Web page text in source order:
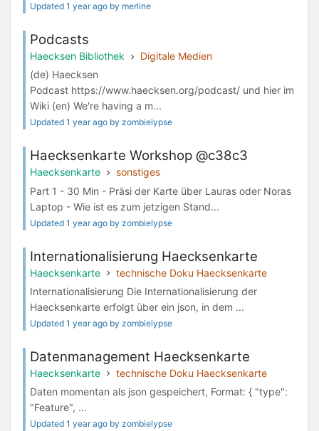
Updated 1 year ago by merline
Podcasts
Haecksen Bibliothek
Digitale Medien
(de) Haecksen
Podcast https://www.haecksen.org/podcast/ und hier im
Wiki (en) We're having a m...
Updated 1 year ago by zombielypse
Haecksenkarte Workshop @c38c3
Haecksenkarte
sonstiges
Part 1 - 30 Min - Präsi der Karte über Lauras oder Noras
Laptop - Wie ist es zum jetzigen Stand...
Updated 1 year ago by zombielypse
Internationalisierung Haecksenkarte
Haecksenkarte
technische Doku Haecksenkarte
Internationalisierung Die Internationalisierung der
Haecksenkarte erfolgt über ein json, in dem ...
Updated 1 year ago by zombielypse
Datenmanagement Haecksenkarte
Haecksenkarte
technische Doku Haecksenkarte
Daten momentan als json gespeichert, Format: { "type":
"Feature", ...
Updated 1 year ago by zombielypse